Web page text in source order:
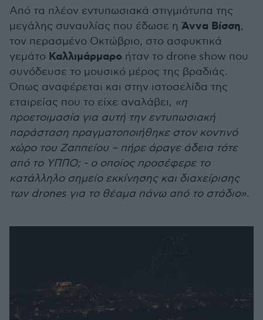
Από τα πλέον εντυπωσιακά στιγμιότυπα της
μεγάλης συναυλίας που έδωσε η Άννα Βίσση,
τον περασμένο Οκτώβριο, στο ασφυκτικά
γεμάτο Καλλιμάρμαρο ήταν το drone show που
συνόδευσε το μουσικό μέρος της βραδιάς.
Όπως αναφέρεται και στην ιστοσελίδα της
εταιρείας που το είχε αναλάβει, «η
προετοιμασία για αυτή την εντυπωσιακή
παράσταση πραγματοποιήθηκε στον κοντινό
χώρο του Ζαππείου – πήρε άραγε άδεια τότε
από το ΥΠΠΟ; - ο οποίος προσέφερε το
κατάλληλο σημείο εκκίνησης και διαχείρισης
των drones για το θέαμα πάνω από το στάδιο».